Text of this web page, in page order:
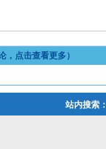
，点击查看更多）
站内搜索：